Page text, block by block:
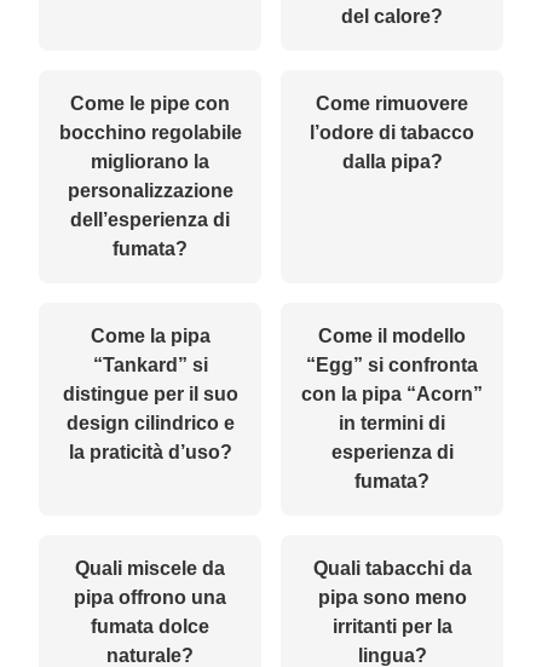
del calore?
Come le pipe con
bocchino regolabile
migliorano la
personalizzazione
dell’esperienza di
fumata?
Come rimuovere
l’odore di tabacco
dalla pipa?
Come la pipa
“Tankard” si
distingue per il suo
design cilindrico e
la praticità d’uso?
Come il modello
“Egg” si confronta
con la pipa “Acorn”
in termini di
esperienza di
fumata?
Quali miscele da
pipa offrono una
fumata dolce
naturale?
Quali tabacchi da
pipa sono meno
irritanti per la
lingua?